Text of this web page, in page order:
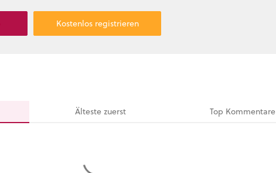
Kostenlos registrieren
Ältestezuerst Top Kommentare